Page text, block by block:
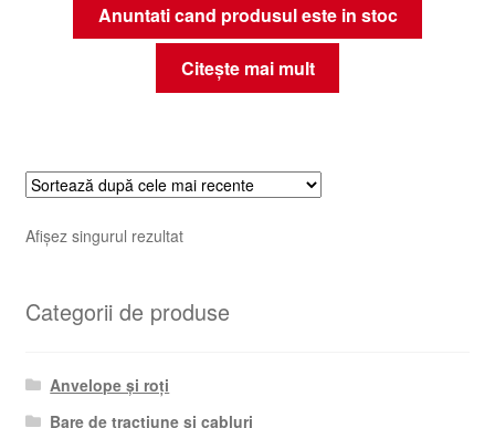
Anuntati cand produsul este in stoc
Citește mai mult
Afișez singurul rezultat
Categorii de produse
Anvelope și roți
Bare de tracțiune și cabluri